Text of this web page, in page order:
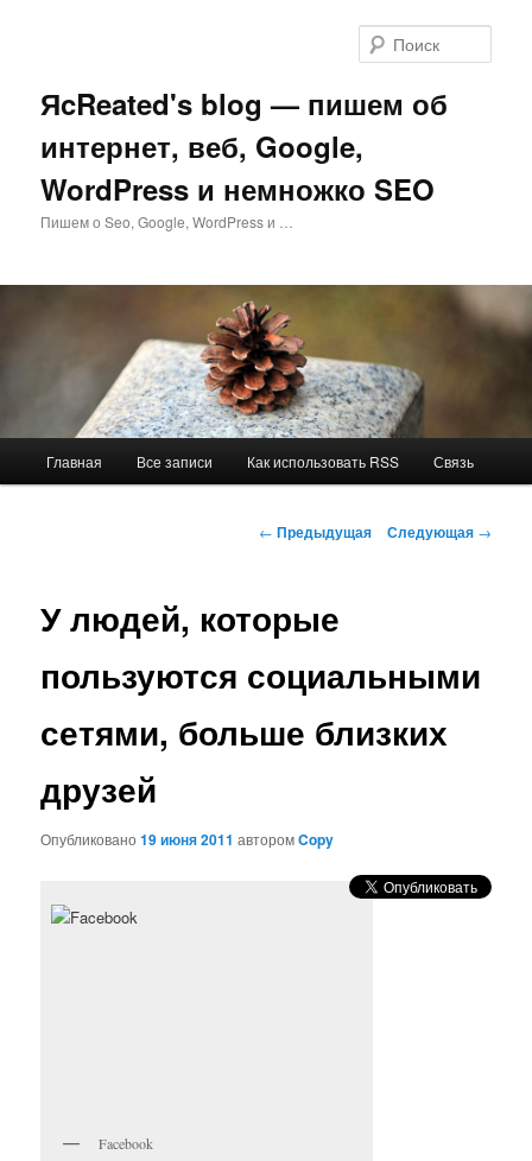
ЯcReated's blog — пишем об
интернет, веб, Google,
WordPress и немножко SEO
Пишем о Seo, Google, WordPress и …
Главная Все записи Как использовать RSS Связь
Навигация
← Предыдущая Следующая →
У людей, которые
пользуются социальными
сетями, больше близких
друзей
Опубликовано19 июня 2011 авторомCopy
Facebook